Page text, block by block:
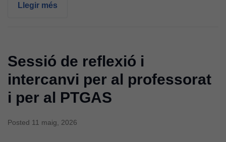
Llegir més
Sessió de reflexió i
intercanvi per al professorat
i per al PTGAS
Posted 11 maig, 2026